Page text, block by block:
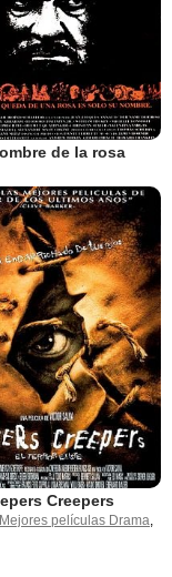
de la rosa
Creepers
Mejores películas Drama,